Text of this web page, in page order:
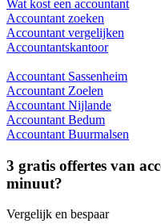
Wat kost een accountant
Accountant zoeken
Accountant vergelijken
Accountantskantoor
Accountant Sassenheim
Accountant Zoelen
Accountant Nijlande
Accountant Bedum
Accountant Buurmalsen
3 gratis offertes van
minuut?
Vergelijk en bespaar